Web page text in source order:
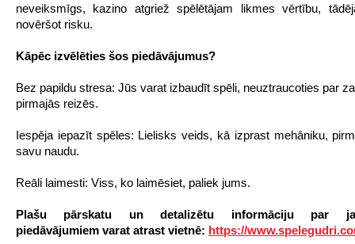
neveiksmīgs, kazino atgriež spēlētājam likmes vērtību,
novēršot risku.
Kāpēc izvēlēties šos piedāvājumus?
Bez papildu stresa: Jūs varat izbaudīt spēli, neuztraucoties par
pirmajās reizēs.
Iespēja iepazīt spēles: Lielisks veids, kā izprast mehāniku,
savu naudu.
Reāli laimesti: Viss, ko laimēsiet, paliek jums.
Plašu pārskatu un detalizētu informāciju par
piedāvājumiem varat atrast vietnē: https://